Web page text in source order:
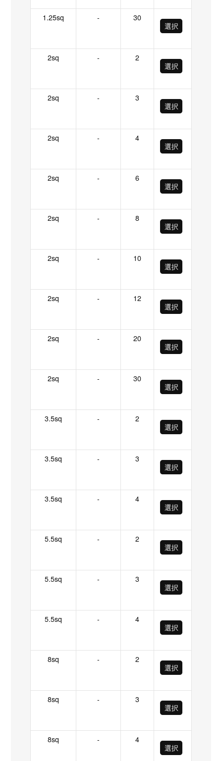
1.25sq -
30
選択
2sq -
2
選択
2sq -
3
選択
2sq -
4
選択
2sq -
6
選択
2sq -
8
選択
2sq -
10
選択
2sq -
12
選択
2sq -
20
選択
2sq -
30
選択
3.5sq -
2
選択
3.5sq -
3
選択
3.5sq -
4
選択
5.5sq -
2
選択
5.5sq -
3
選択
5.5sq -
4
選択
8sq -
2
選択
8sq -
3
選択
8sq -
4
選択